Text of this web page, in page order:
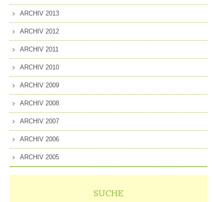
ARCHIV 2013
ARCHIV 2012
ARCHIV 2011
ARCHIV 2010
ARCHIV 2009
ARCHIV 2008
ARCHIV 2007
ARCHIV 2006
ARCHIV 2005
SUCHE